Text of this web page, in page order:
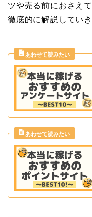
ツや売る前におさえ
徹底的に解説してい